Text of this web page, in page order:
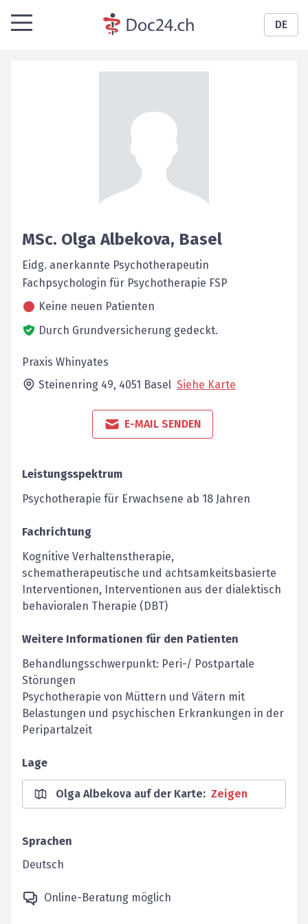
DE
MSc. Olga Albekova, Basel
Eidg. anerkannte Psychotherapeutin
Fachpsychologin für Psychotherapie FSP
Keine neuen Patienten
Durch Grundversicherung gedeckt.
Praxis Whinyates
Steinenring 49, 4051 Basel Siehe Karte
E-MAIL SENDEN
Leistungsspektrum
Psychotherapie für Erwachsene ab 18 Jahren
Fachrichtung
Kognitive Verhaltenstherapie,
schematherapeutische und achtsamkeitsbasierte
Interventionen, Interventionen aus der dialektisch
behavioralen Therapie (DBT)
Weitere Informationen für den Patienten
Behandlungsschwerpunkt: Peri-/ Postpartale
Störungen
Psychotherapie von Müttern und Vätern mit
Belastungen und psychischen Erkrankungen in der
Peripartalzeit
Lage
Olga Albekova auf der Karte: Zeigen
Sprachen
Deutsch
Online-Beratung möglich